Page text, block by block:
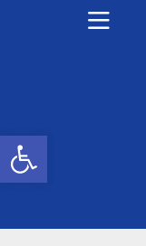
(למחפשי עבודה 052-